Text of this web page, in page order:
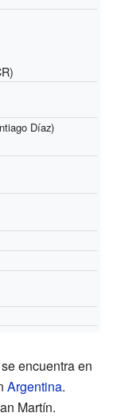
Díaz)
encuentra en
Argentina.
Martín.